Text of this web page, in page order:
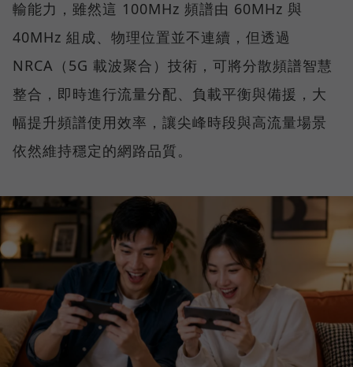
輸能力，雖然這 100MHz 頻譜由 60MHz 與
40MHz 組成、物理位置並不連續，但透過
NRCA（5G 載波聚合）技術，可將分散頻譜智慧
整合，即時進行流量分配、負載平衡與備援，大
幅提升頻譜使用效率，讓尖峰時段與高流量場景
依然維持穩定的網路品質。